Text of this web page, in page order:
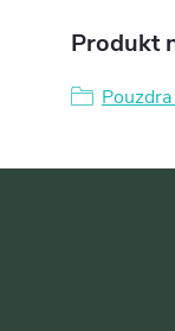
Produkt